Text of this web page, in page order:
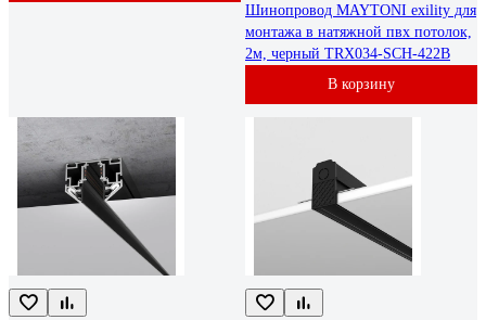
Шинопровод MAYTONI exility для
монтажа в натяжной пвх потолок,
2м, черный TRX034-SCH-422B
В корзину